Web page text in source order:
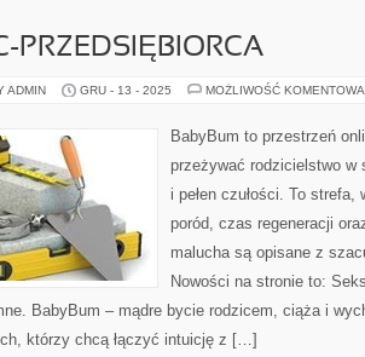
PRZEDSIĘBIORCA
ADMIN GRU - 13 - 2025 MOŻLIWOŚĆ
BabyBum to przestrzeń
przeżywać rodzicielstwo w
i pełen czułości. To
poród, czas regeneracji
malucha są opisane z
Nowości na stronie to:
BabyBum – mądre bycie rodzicem, ciąża i
którzy chcą łączyć intuicję z […]